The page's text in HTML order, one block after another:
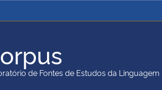
Ministério da Justiça e
Ministério da
Ministério da Educação
de Fontes de Estudos da Linguagem